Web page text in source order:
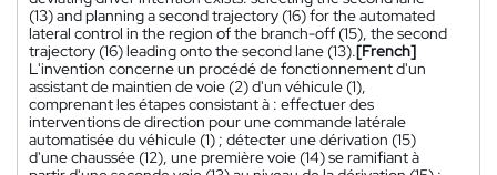
(13) and planning a second trajectory (16) for the automated
lateral control in the region of the branch-off (15), the second
trajectory (16) leading onto the second lane (13).[French]
L'invention concerne un procédé de fonctionnement d'un
assistant de maintien de voie (2) d'un véhicule (1),
comprenant les étapes consistant à : effectuer des
interventions de direction pour une commande latérale
automatisée du véhicule (1) ; détecter une dérivation (15)
d'une chaussée (12), une première voie (14) se ramifiant à